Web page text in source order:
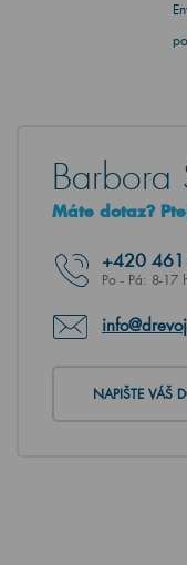
Barbora
Máte dotaz?
+420
Po - Pá: 8-17
NAPIŠTE VÁŠ